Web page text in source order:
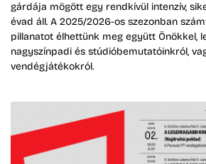
gárdája mögött egy rendkívül intenzív,
évad áll. A 2025/2026-os szezonban
pillanatot élhettünk meg együtt Önökkel,
nagyszínpadi és stúdióbemutatóinkról,
vendégjátékokról.